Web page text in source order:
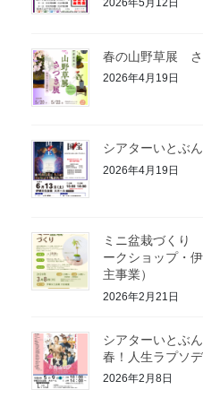
2026年5月12日
春の山野草展 さ
2026年4月19日
シアターいとぶん
2026年4月19日
ミニ盆栽づくり
ークショップ・
主事業）
2026年2月21日
シアターいとぶ
春！人生ラプソデ
2026年2月8日